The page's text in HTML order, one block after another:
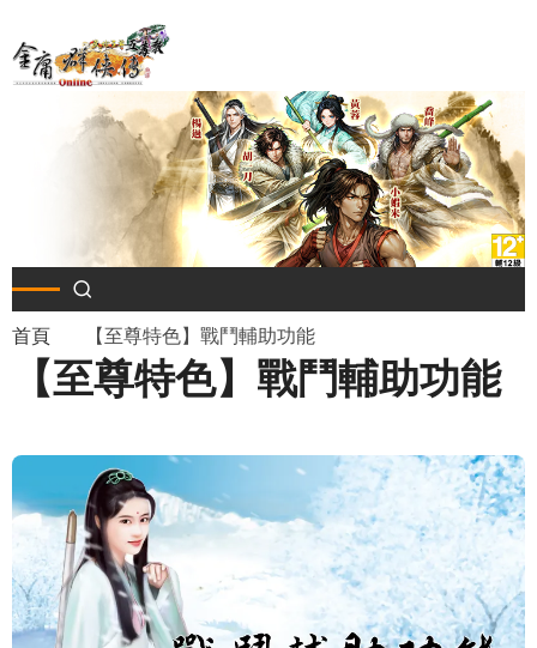
至
導
航
結
首頁 【至尊特色】戰鬥輔助功能
【至尊特色】戰鬥輔助功能